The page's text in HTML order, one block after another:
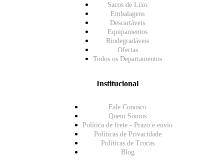
Sacos de Lixo
Embalagens
Descartáveis
Equipamentos
Biodegradáveis
Ofertas
Todos os Departamentos
Institucional
Fale Conosco
Quem Somos
Política de frete - Prazo e envio
Políticas de Privacidade
Políticas de Trocas
Blog